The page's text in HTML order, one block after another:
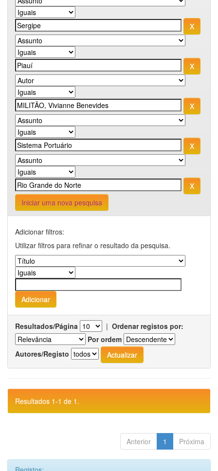
Iniciar uma nova pesquisa
Adicionar filtros:
Utilizar filtros para refinar o resultado da pesquisa.
Resultados/Página | Ordenar registos por:
Por ordem
Autores/Registo
Resultados 1-1 de 1.
Anterior 1 Próxima